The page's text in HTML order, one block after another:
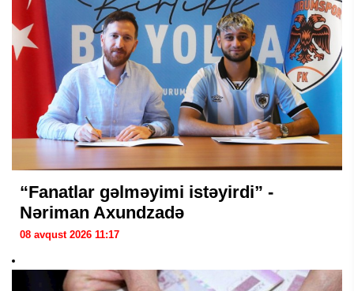
“Fanatlar gəlməyimi istəyirdi” -
Nəriman Axundzadə
08 avqust 2026 11:17